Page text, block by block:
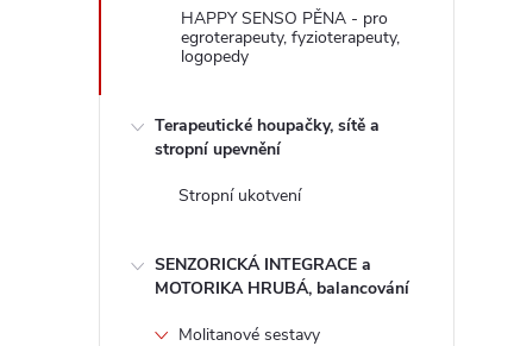
í
HAPPY SENSO PĚNA - pro
egroterapeuty, fyzioterapeuty,
logopedy
Terapeutické houpačky, sítě a
stropní upevnění
Stropní ukotvení
SENZORICKÁ INTEGRACE a
MOTORIKA HRUBÁ, balancování
Molitanové sestavy